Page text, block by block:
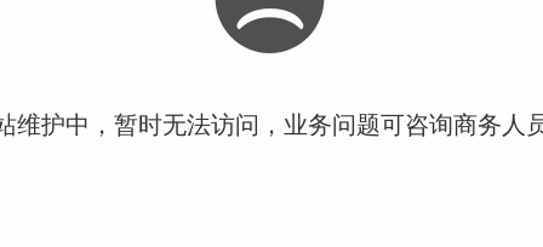
维护中，暂时无法访问，业务问题可咨询商务人